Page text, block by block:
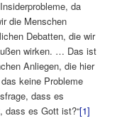
da
die Menschen
Debatten, die wir
wirken. … Das ist
Anliegen, die hier
keine Probleme
dass es
dass es Gott ist?“[1]